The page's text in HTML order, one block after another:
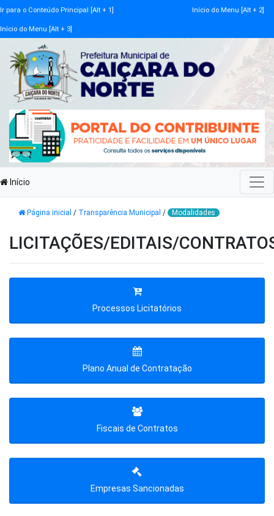
Ir para o Conteúdo Principal [Alt + 1] Início do Menu [Alt + 2]
Início do Menu [Alt + 3]
Início
Página inicial / Transparência Municipal / Modalidades
LICITAÇÕES/EDITAIS/
Processos Licitatórios
Plano Anual de Contratação
Fiscais de Contratos
Empresas Sancionadas